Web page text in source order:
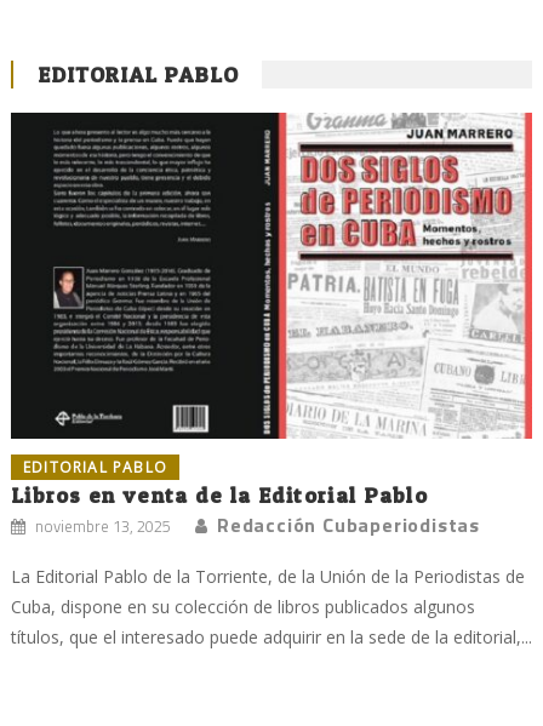
EDITORIAL PABLO
EDITORIAL PABLO
Libros en venta de la Editorial Pablo
noviembre 13, 2025 Redacción Cubaperiodistas
La Editorial Pablo de la Torriente, de la Unión de la Periodistas de
Cuba, dispone en su colección de libros publicados algunos
títulos, que el interesado puede adquirir en la sede de la editorial,...